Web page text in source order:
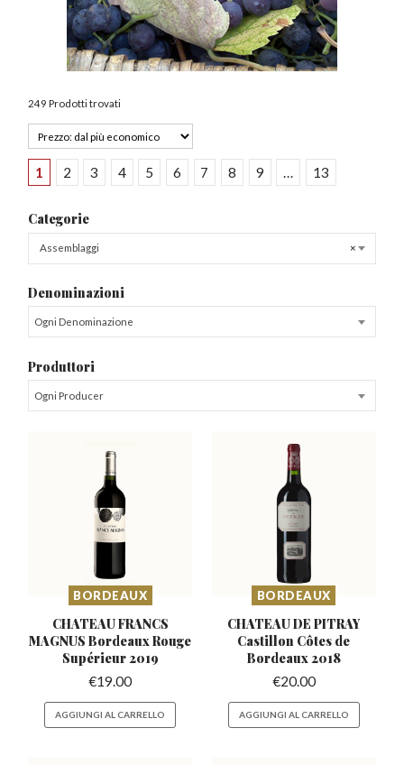
249 Prodotti trovati
1 2 3 4 5 6 7 8 9 … 13
Categorie
×
Assemblaggi
Denominazioni
Ogni Denominazione
Produttori
Ogni Producer
BORDEAUX
CHATEAU FRANCS
MAGNUS BordeauxRouge
Supérieur 2019
€19.00
AGGIUNGI AL CARRELLO
BORDEAUX
CHATEAU DE PITRAY
Castillon Côtes de
Bordeaux 2018
€20.00
AGGIUNGI AL CARRELLO